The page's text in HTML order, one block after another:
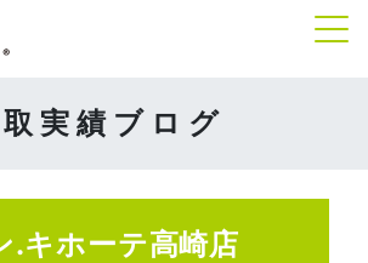
実績ブログ
.キホーテ高崎店